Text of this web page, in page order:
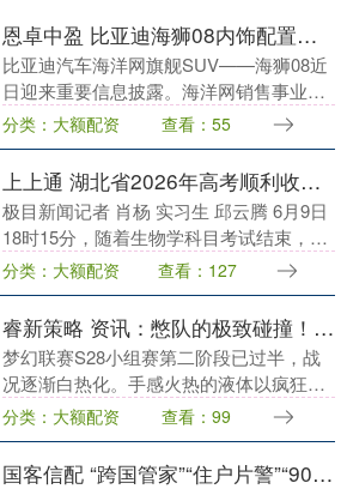
恩卓中盈 比亚迪海狮08内饰配置揭秘：光韵贝母饰条搭配25扬帝瓦雷音响登场
比亚迪汽车海洋网旗舰SUV——海狮08近
日迎来重要信息披露。海洋网销售事业部
总经理通过社交平台公布了该车型的内饰
设计细节及核心配置参数，引发市场广泛
关注。 内饰....
分类：大额配资 查看：55
上上通 湖北省2026年高考顺利收官，6月25日考生可查分，29日起填报志愿
极目新闻记者 肖杨 实习生 邱云腾 6月9日
18时15分，随着生物学科目考试结束，湖
北省2026年高考顺利收官，总体安全平稳
顺利。 按照《湖北省2026年普通高....
分类：大额配资 查看：127
睿新策略 资讯：憋队的极致碰撞！梦幻联赛S28状态回春的BB迎战XG
梦幻联赛S28小组赛第二阶段已过半，战
况逐渐白热化。手感火热的液体以疯狂进
攻的队伍风格，成功拿下Aurora获得晋级
资格；MOUZ和PV则是不断刷新败场次
数，基....
分类：大额配资 查看：99
国客信配 “跨国管家”“住户片警”“90后守夜人”……他们守着社区的烟火气